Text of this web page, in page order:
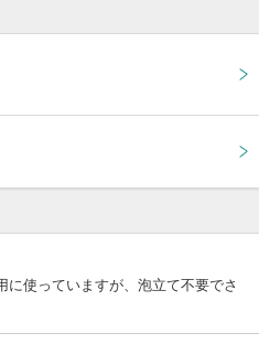
に使っていますが、泡立て不要でさ